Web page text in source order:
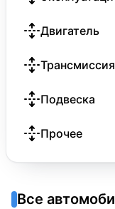
Двигатель
Подвеска
Прочее
Все